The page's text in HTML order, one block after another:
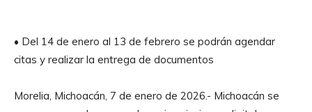
• Del 14 de enero al 13 de febrero se podrán agendar
citas y realizar la entrega de documentos
Morelia, Michoacán, 7 de enero de 2026.- Michoacán se